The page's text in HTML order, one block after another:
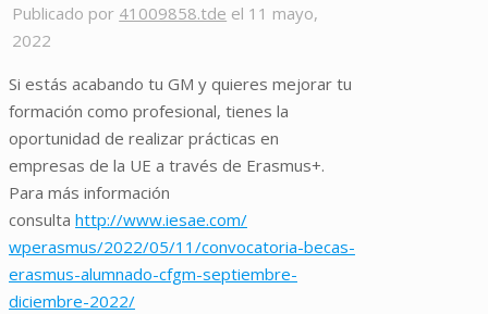
Publicado por 41009858.tde el 11 mayo,
2022
Si estás acabando tu GM y quieres mejorar tu
formación como profesional, tienes la
oportunidad de realizar prácticas en
empresas de la UE a través de Erasmus+.
Para más información
consulta http://www.iesae.com/
wperasmus/2022/05/11/convocatoria-becas-
erasmus-alumnado-cfgm-septiembre-
diciembre-2022/